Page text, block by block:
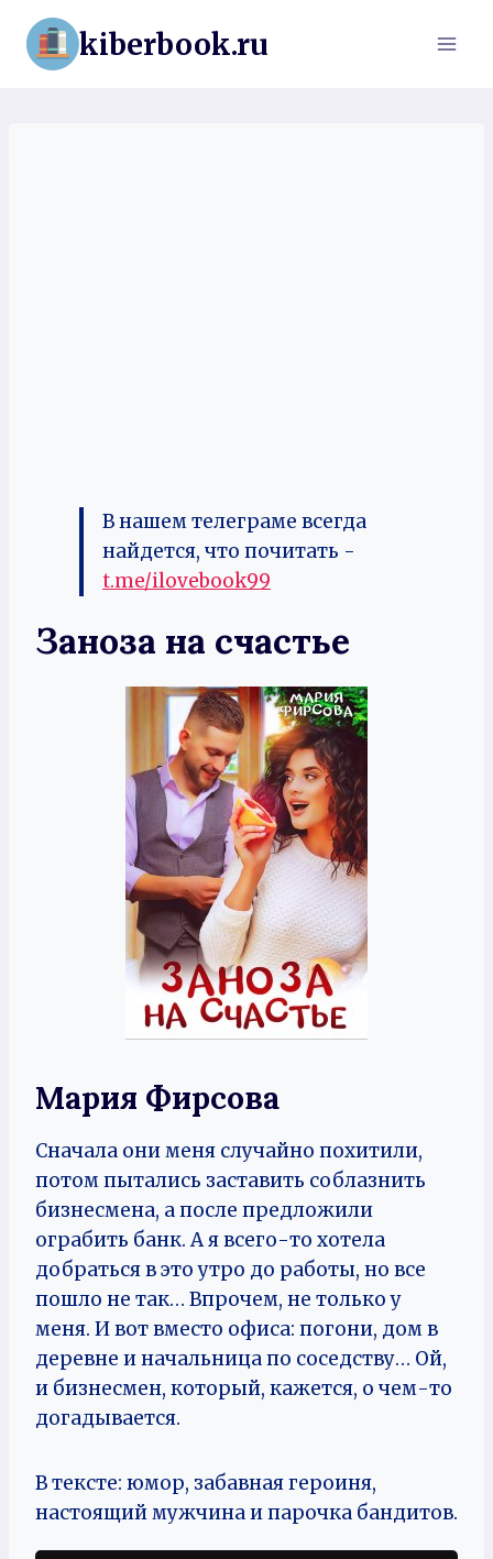
Перейти
содержимому
kiberbook.ru
В нашем телеграме всегда
найдется, что почитать -
t.me/ilovebook99
Заноза на счастье
Мария Фирсова
Сначала они меня случайно похитили,
потом пытались заставить соблазнить
бизнесмена, а после предложили
ограбить банк. А я всего-то хотела
добраться в это утро до работы, но все
пошло не так… Впрочем, не только у
меня. И вот вместо офиса: погони, дом в
деревне и начальница по соседству… Ой,
и бизнесмен, который, кажется, о чем-то
догадывается.
В тексте: юмор, забавная героиня,
настоящий мужчина и парочка бандитов.